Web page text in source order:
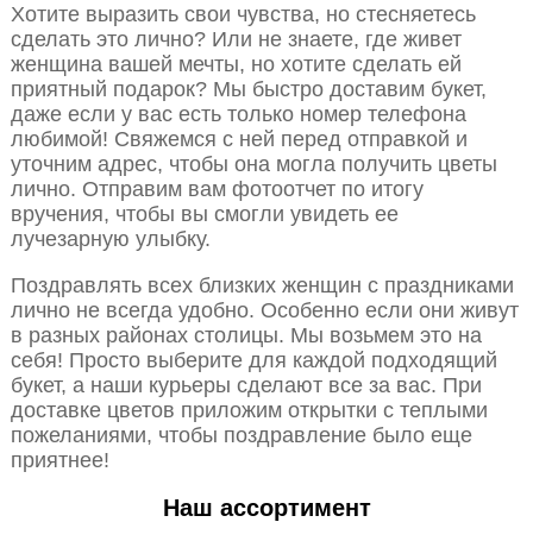
Хотите выразить свои чувства, но стесняетесь
сделать это лично? Или не знаете, где живет
женщина вашей мечты, но хотите сделать ей
приятный подарок? Мы быстро доставим букет,
даже если у вас есть только номер телефона
любимой! Свяжемся с ней перед отправкой и
уточним адрес, чтобы она могла получить цветы
лично. Отправим вам фотоотчет по итогу
вручения, чтобы вы смогли увидеть ее
лучезарную улыбку.
Поздравлять всех близких женщин с праздниками
лично не всегда удобно. Особенно если они живут
в разных районах столицы. Мы возьмем это на
себя! Просто выберите для каждой подходящий
букет, а наши курьеры сделают все за вас. При
доставке цветов приложим открытки с теплыми
пожеланиями, чтобы поздравление было еще
приятнее!
Наш ассортимент